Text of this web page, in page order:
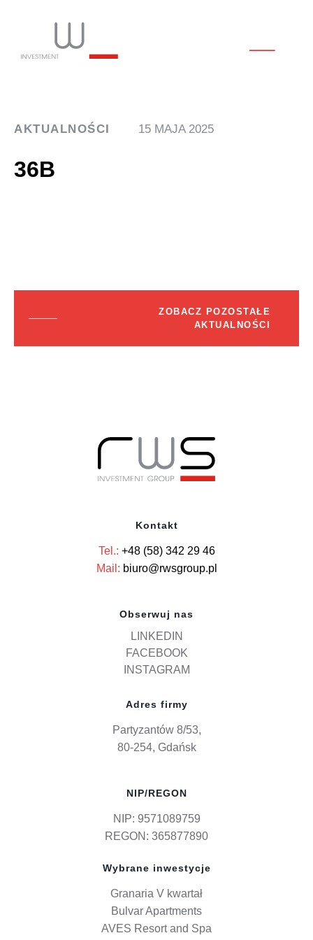
AKTUALNOŚCI 15 MAJA 2025
36B
ZOBACZ POZOSTAŁE
AKTUALNOŚCI
Kontakt
Tel.: +48 (58) 342 29 46
Mail: biuro@rwsgroup.pl
Obserwuj nas
LINKEDIN
FACEBOOK
INSTAGRAM
Adres firmy
Partyzantów 8/53,
80-254, Gdańsk
NIP/REGON
NIP: 9571089759
REGON: 365877890
Wybrane inwestycje
Granaria V kwartał
Bulvar Apartments
AVES Resort and Spa